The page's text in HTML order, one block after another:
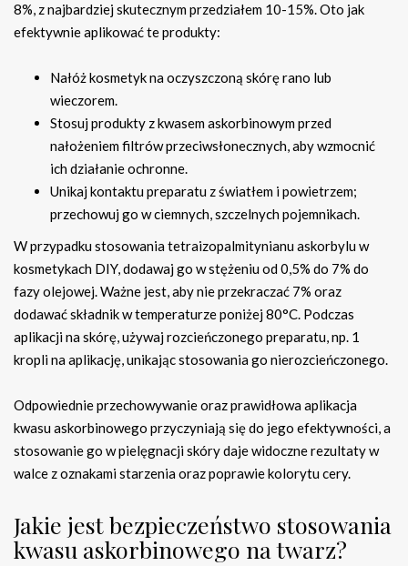
8%, z najbardziej skutecznym przedziałem 10-15%. Oto jak
efektywnie aplikować te produkty:
Nałóż kosmetyk na oczyszczoną skórę rano lub
wieczorem.
Stosuj produkty z kwasem askorbinowym przed
nałożeniem filtrów przeciwsłonecznych, aby wzmocnić
ich działanie ochronne.
Unikaj kontaktu preparatu z światłem i powietrzem;
przechowuj go w ciemnych, szczelnych pojemnikach.
W przypadku stosowania tetraizopalmitynianu askorbylu w
kosmetykach DIY, dodawaj go w stężeniu od 0,5% do 7% do
fazy olejowej. Ważne jest, aby nie przekraczać 7% oraz
dodawać składnik w temperaturze poniżej 80°C. Podczas
aplikacji na skórę, używaj rozcieńczonego preparatu, np. 1
kropli na aplikację, unikając stosowania go nierozcieńczonego.
Odpowiednie przechowywanie oraz prawidłowa aplikacja
kwasu askorbinowego przyczyniają się do jego efektywności, a
stosowanie go w pielęgnacji skóry daje widoczne rezultaty w
walce z oznakami starzenia oraz poprawie kolorytu cery.
Jakie jest bezpieczeństwo stosowania
kwasu askorbinowego na twarz?